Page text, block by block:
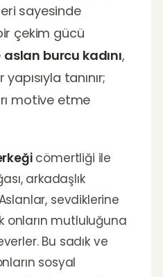
sayesinde
çekim gücü
aslan burcu kadını,
tanınır;
motive etme
cömertliği ile
arkadaşlık
sevdiklerine
onların mutluluğuna
Bu sadık ve
sosyal